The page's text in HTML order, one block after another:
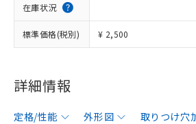
在庫状況
標準価格(税別) ¥ 2,500
詳細情報
定格/性能 外形図 取りつけ穴